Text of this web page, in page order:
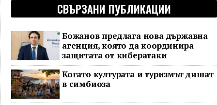
СВЪРЗАНИ ПУБЛИКАЦИИ
Божанов предлага нова държавна
агенция, която да координира
защитата от кибератаки
Когато културата и туризмът дишат
в симбиоза